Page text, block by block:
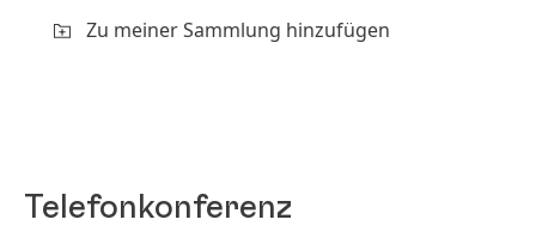
Zu meiner Sammlung hinzufügen
Telefonkonferenz